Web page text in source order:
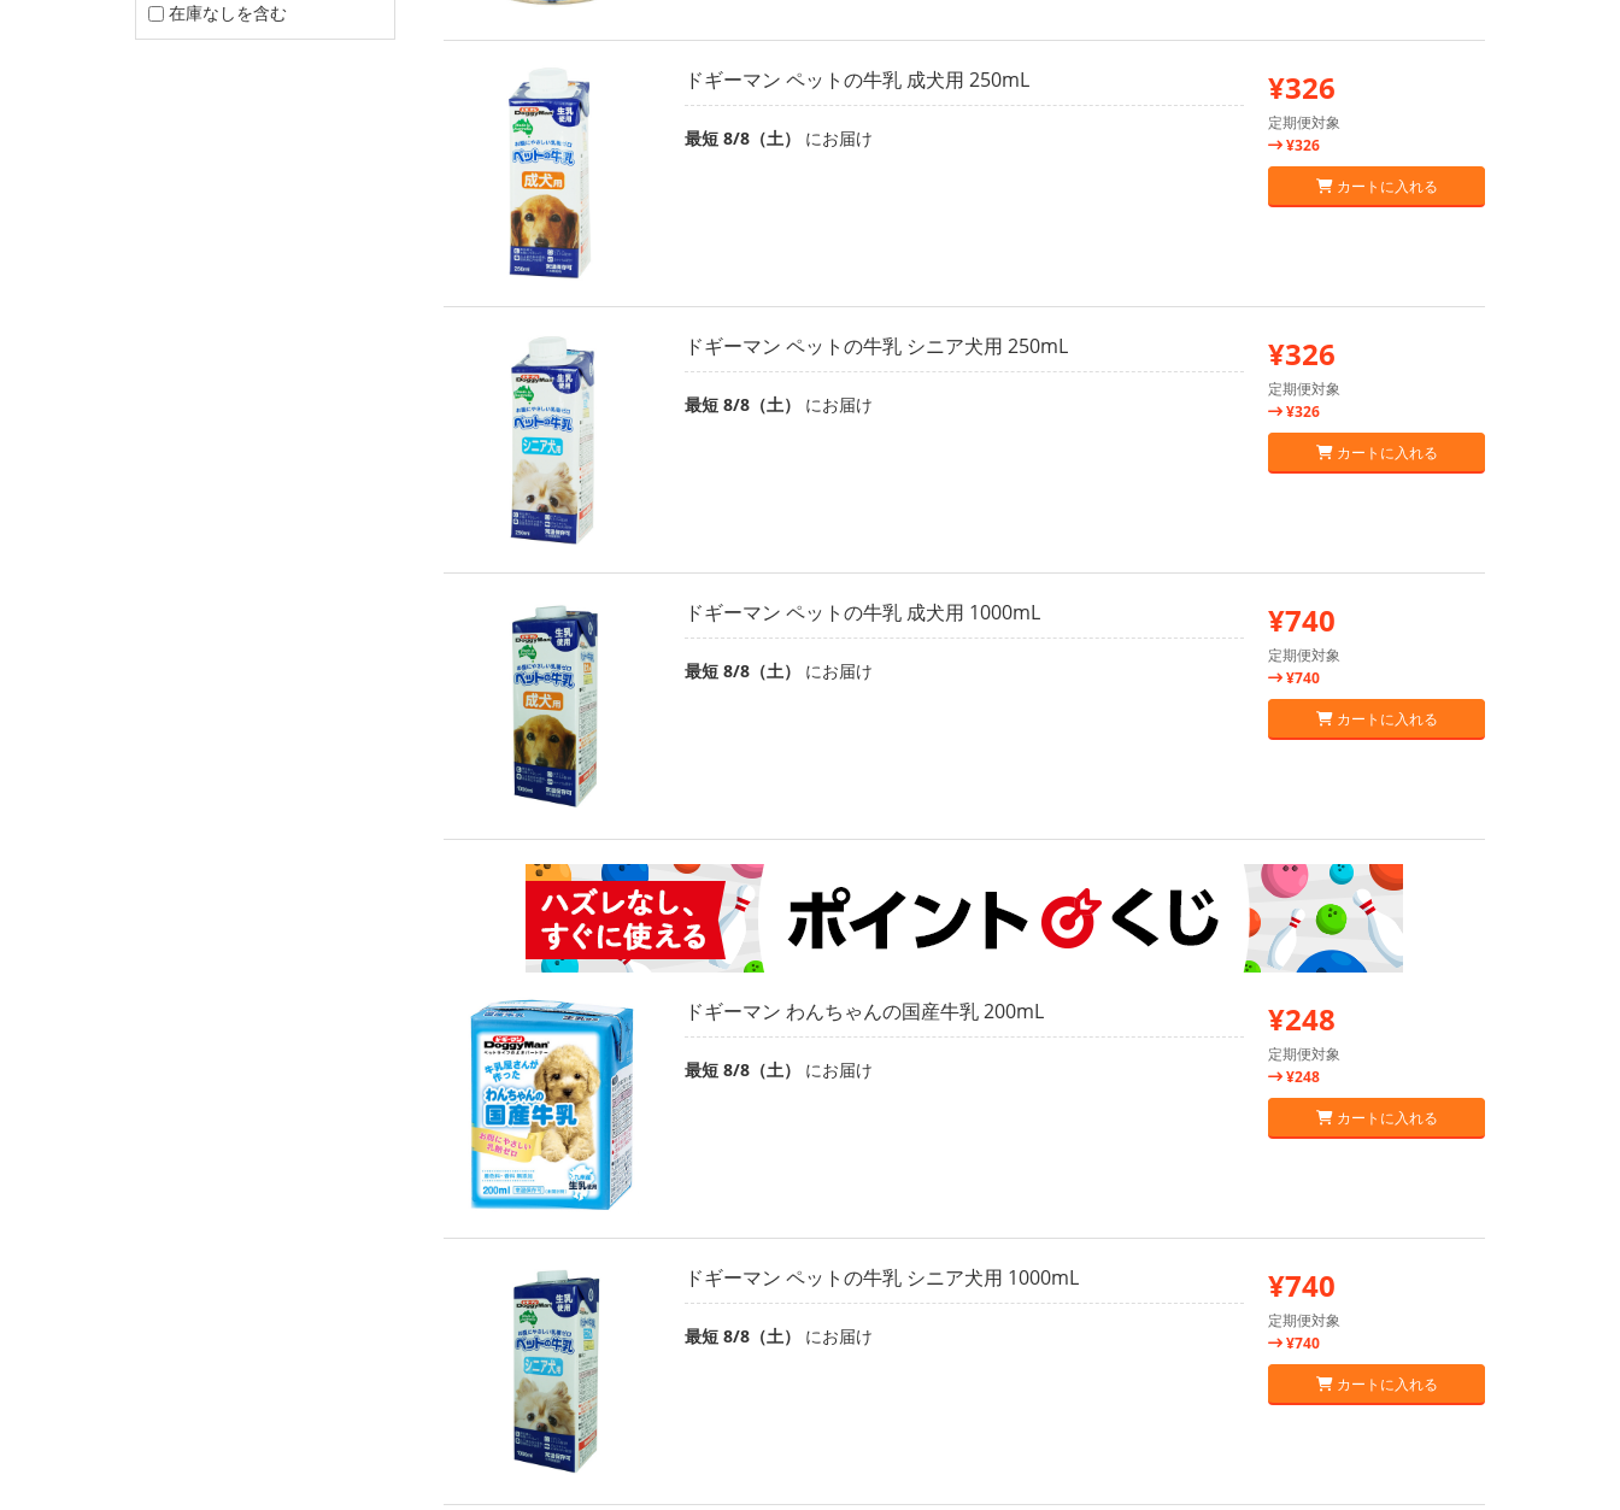
在庫なしを含む
ドギーマン ペットの牛乳 成犬用 250mL
最短 8/8（土） にお届け
¥326
定期便対象
¥326
カートに入れる
ドギーマン ペットの牛乳 シニア犬用 250mL
最短 8/8（土） にお届け
¥326
定期便対象
¥326
カートに入れる
ドギーマン ペットの牛乳 成犬用 1000mL
最短 8/8（土） にお届け
¥740
定期便対象
¥740
カートに入れる
ドギーマン わんちゃんの国産牛乳 200mL
最短 8/8（土） にお届け
¥248
定期便対象
¥248
カートに入れる
ドギーマン ペットの牛乳 シニア犬用 1000mL
最短 8/8（土） にお届け
¥740
定期便対象
¥740
カートに入れる